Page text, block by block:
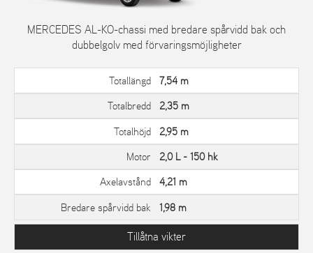
MERCEDES AL-KO-chassi med bredare spårvidd bak och
dubbelgolv med förvaringsmöjligheter
Totallängd 7,54 m
Totalbredd 2,35 m
Totalhöjd 2,95 m
Motor 2,0 L - 150 hk
Axelavstånd 4,21 m
Bredare spårvidd bak 1,98 m
Tillåtna vikter